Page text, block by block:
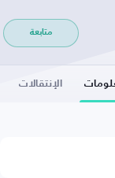
متابعة
الإنتقالات